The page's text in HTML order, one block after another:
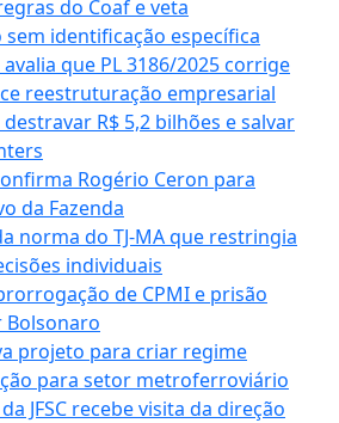
do Coaf e veta
identificação específica
que PL 3186/2025 corrige
reestruturação empresarial
R$ 5,2 bilhões e salvar
Rogério Ceron para
da Fazenda
norma do TJ-MA que restringia
individuais
de CPMI e prisão
Bolsonaro
projeto para criar regime
para setor metroferroviário
JFSC recebe visita da direção